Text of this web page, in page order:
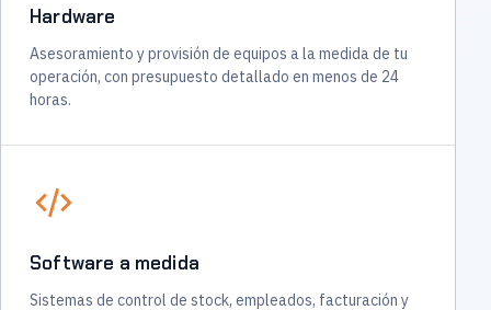
Hardware
Asesoramiento y provisión de equipos a la medida de tu
operación, con presupuesto detallado en menos de 24
horas.
Software a medida
Sistemas de control de stock, empleados, facturación y